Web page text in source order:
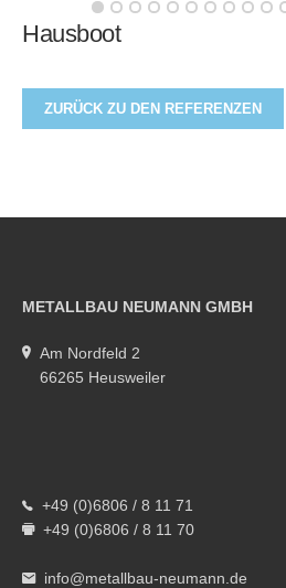
Hausboot
ZURÜCK ZU DEN REFERENZEN
METALLBAU NEUMANN GMBH
Am Nordfeld 2
66265 Heusweiler
+49 (0)6806 / 8 11 71
+49 (0)6806 / 8 11 70
info@metallbau-neumann.de